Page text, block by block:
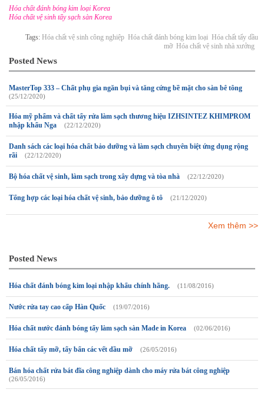
Hóa chất đánh bóng kim loại Korea
Hóa chất vệ sinh tẩy sạch sàn Korea
Tags: Hóa chất vệ sinh công nghiệp Hóa chất đánh bóng kim loại Hóa chất tẩy dầu
mỡ Hóa chất vệ sinh nhà xưởng
Posted News
MasterTop 333 – Chất phụ gia ngăn bụi và tăng cứng bề mặt cho sàn bê tông
(25/12/2020)
Hóa mỹ phẩm và chất tẩy rửa làm sạch thương hiệu IZHSINTEZ KHIMPROM
nhập khẩu Nga
(22/12/2020)
Danh sách các loại hóa chất bảo dưỡng và làm sạch chuyên biệt ứng dụng rộng
rãi
(22/12/2020)
Bộ hóa chất vệ sinh, làm sạch trong xây dựng và tòa nhà (22/12/2020)
Tổng hợp các loại hóa chất vệ sinh, bảo dưỡng ô tô (21/12/2020)
Xem thêm >>
Posted News
Hóa chất đánh bóng kim loại nhập khẩu chính hãng. (11/08/2016)
Nước rửa tay cao cấp Hàn Quốc (19/07/2016)
Hóa chất nước đánh bóng tẩy làm sạch sàn Made in Korea (02/06/2016)
Hóa chất tẩy mỡ, tẩy bẩn các vết dầu mỡ (26/05/2016)
Bán hóa chất rửa bát đĩa công nghiệp dành cho máy rửa bát công nghiệp
(26/05/2016)